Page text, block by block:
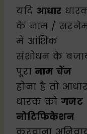
यदि आधार
के नाम /
में आंशिक
संशोधन के
पूरानाम चेंज
होना है तो
धारक कोगजट
नोटिफिकेशन